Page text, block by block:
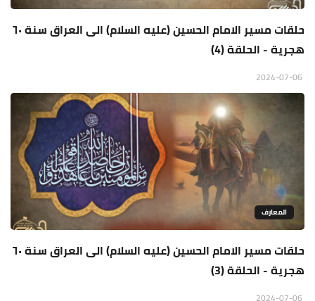
حلقات مسير الامام الحسين (عليه السلام) الى العراق سنة ٦٠
هجرية - الحلقة (4)
المعارف
حلقات مسير الامام الحسين (عليه السلام) الى العراق سنة ٦٠
هجرية - الحلقة (3)